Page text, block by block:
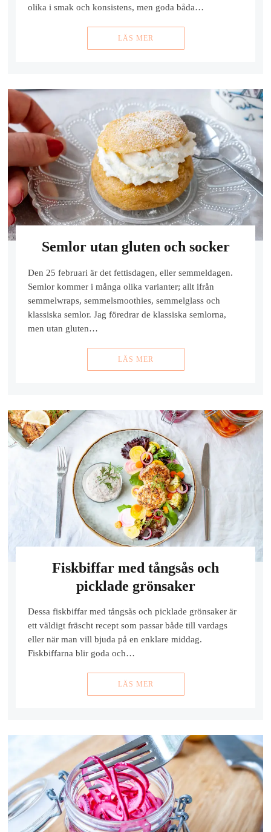
olika i smak och konsistens, men goda båda…
LÄS MER
Semlor utan gluten och socker
Den 25 februari är det fettisdagen, eller semmeldagen.
Semlor kommer i många olika varianter; allt ifrån
semmelwraps, semmelsmoothies, semmelglass och
klassiska semlor. Jag föredrar de klassiska semlorna,
men utan gluten…
LÄS MER
Fiskbiffar med tångsås och
picklade grönsaker
Dessa fiskbiffar med tångsås och picklade grönsaker är
ett väldigt fräscht recept som passar både till vardags
eller när man vill bjuda på en enklare middag.
Fiskbiffarna blir goda och…
LÄS MER